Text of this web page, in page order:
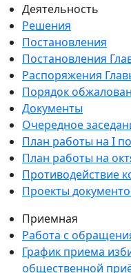
Деятельность
Решения
Постановления
Постановления
Распоряжения
Порядок
Документы
Очередное
План работы на I
План работы на
Противодействие
Проекты
Приемная
Работа с
График приема
общественной